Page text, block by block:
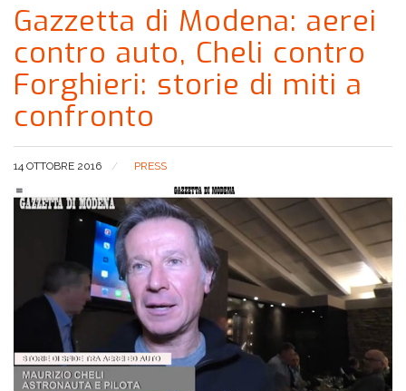
Gazzetta di Modena: aerei
contro auto, Cheli contro
Forghieri: storie di miti a
confronto
14 OTTOBRE 2016 PRESS